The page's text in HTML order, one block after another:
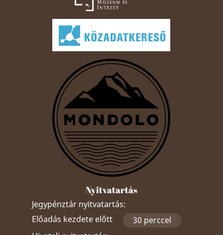
Nyitvatartás
Jegypénztár nyitvatartás:
Előadás kezdete előtt
30 perccel